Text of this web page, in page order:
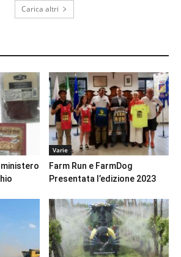
Carica altri
Varie
Farm Run e FarmDog
Presentata l’edizione 2023